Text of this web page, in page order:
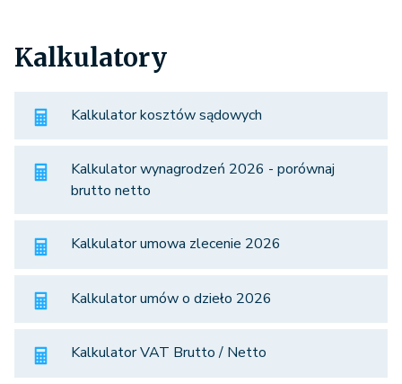
Kalkulatory
Kalkulator kosztów sądowych
Kalkulator wynagrodzeń 2026 - porównaj
brutto netto
Kalkulator umowa zlecenie 2026
Kalkulator umów o dzieło 2026
Kalkulator VAT Brutto / Netto